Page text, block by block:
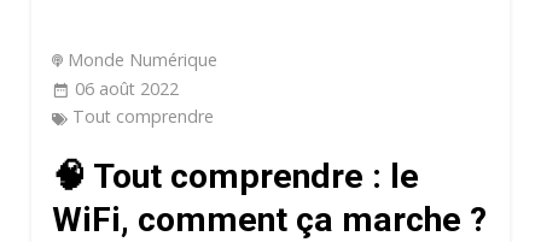
Monde Numérique
06 août 2022
Tout comprendre
🧠 Tout comprendre : le
WiFi, comment ça marche ?